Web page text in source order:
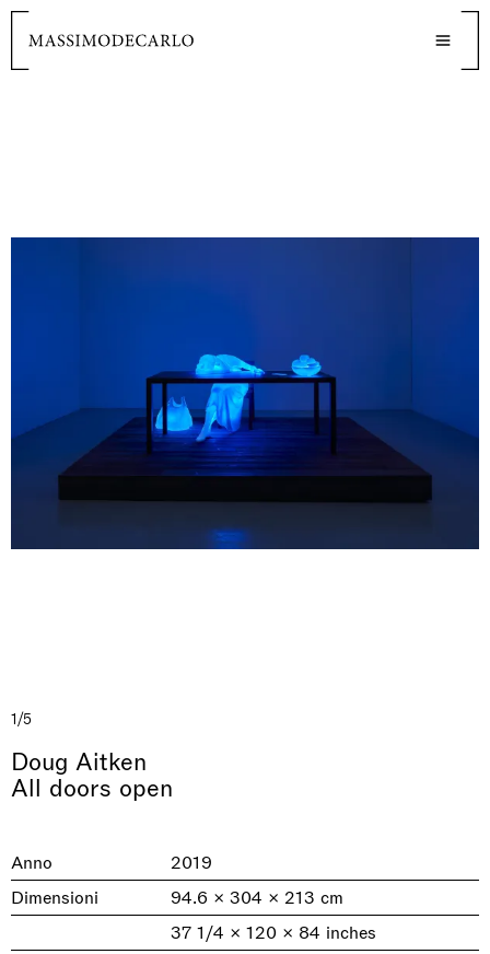
1/5
Doug Aitken
All doors open
Anno
2019
Dimensioni
94.6 × 304 × 213 cm
37 1/4 × 120 × 84 inches
Why the Butterflies
26.06.2026 | 07.10.2026
discover_more
The Land is Speaking
25.06.2026 | 21.08.2026
discover_more
Imitation of life (Imitare la vita)
Skyler Chen
06.06.2026 | 20.09.2026
discover_more
Awakened
29.08.2026 | 05.09.2026
discover_more
One Table, Two Chairs 一桌二椅
03.09.2026 | 07.10.2026
discover_more
& una certa massa alla base di tutto /
& determined mass at the base of it all
10.09.2026 | 10.10.2026
discover_more
Rat-A-Hum-Tat-Tat-Rat-A-Hum-Tat-
Tat
01.09.2026 | 12.09.2026
discover_more